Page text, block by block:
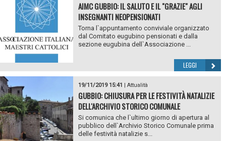
AIMC GUBBIO: IL SALUTO E IL "GRAZIE" AGLI
INSEGNANTI NEOPENSIONATI
Torna l`appuntamento conviviale organizzato
dal Comitato eugubino pensionati e dalla
sezione eugubina dell`Associazione ...
LEGGI
19/11/2019 15:41 Attualità
GUBBIO: CHIUSURA PER LE FESTIVITÀ NATALIZIE
DELL'ARCHIVIO STORICO COMUNALE
Si comunica che l`ultimo giorno di apertura al
pubblico dell`Archivio Storico Comunale prima
delle festività natalizie s...